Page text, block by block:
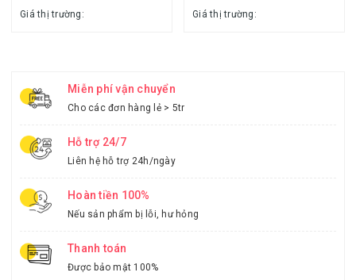
Giá thị trường: Giá thị trường:
Miễn phí vận chuyển
Cho các đơn hàng lẻ > 5tr
Hỗ trợ 24/7
Liên hệ hỗ trợ 24h/ngày
Hoàn tiền 100%
Nếu sản phẩm bị lỗi, hư hỏng
Thanh toán
Được bảo mật 100%